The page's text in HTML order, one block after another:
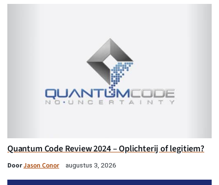
Quantum Code Review 2024 – Oplichterij of legitiem?
DoorJason Conor augustus 3, 2026